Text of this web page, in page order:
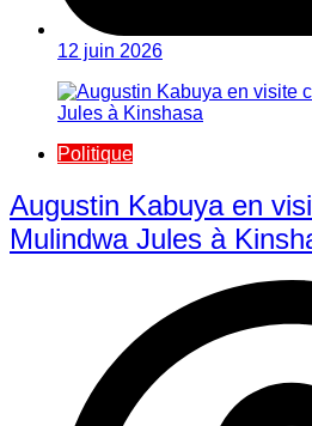
12 juin 2026
Politique
Augustin Kabuya en
Mulindwa Jules à